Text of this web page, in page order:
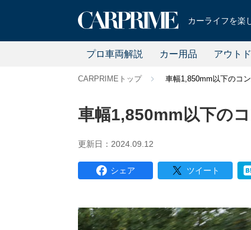
カーライフを楽
プロ車両解説 カー用品 アウト
CARPRIMEトップ 車幅1,850mm以下のコ
車幅1,850mm以下の
更新日：2024.09.12
シェア ツイート